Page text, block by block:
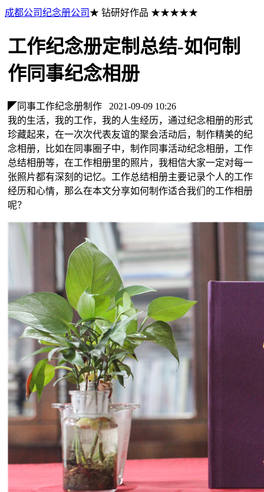
成都公司纪念册公司 ★ 钻研好作品 ★★★★★
工作纪念册定制总结-如何制
作同事纪念相册
◤同事工作纪念册制作
2021-09-09 10:26
我的生活，我的工作，我的人生经历，通过纪念相册的形式
珍藏起来，在一次次代表友谊的聚会活动后，制作精美的纪
念相册，比如在同事圈子中，制作同事活动纪念相册，工作
总结相册等，在工作相册里的照片，我相信大家一定对每一
张照片都有深刻的记忆。工作总结相册主要记录个人的工作
经历和心情，那么在本文分享如何制作适合我们的工作相册
呢？